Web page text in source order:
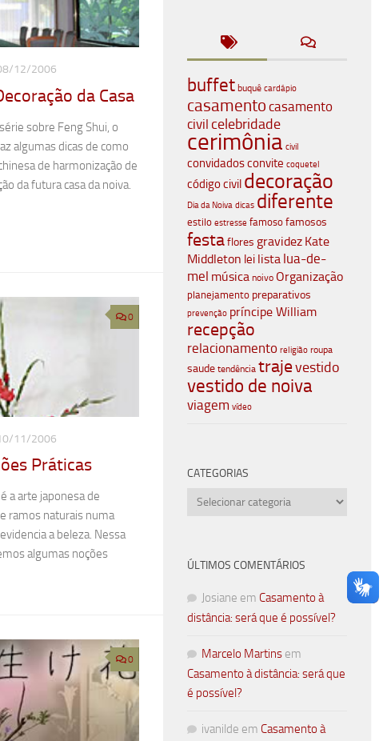
12/2006
da Casa
sobre Feng Shui, o
algumas dicas de como
de harmonização de
da futura casa da noiva.
0
11/2006
Práticas
a arte japonesa de
ramos naturais numa
a beleza. Nessa
algumas noções
0
buffet buquê cardápio
casamento casamento
civil celebridade
cerimônia civil
convidadosconvite coquetel
código civil decoração
Dia da Noiva dicas diferente
estilo estresse famoso famosos
festaflores gravidez Kate
Middleton lei lista lua-de-
mel música noivo Organização
planejamento preparativos
prevenção príncipe William
recepção
relacionamento religião roupa
saude tendência trajevestido
vestido de noiva
viagem vídeo
CATEGORIAS
Categorias
ÚLTIMOS COMENTÁRIOS
Josiane em Casamento à
distância: será que é possível?
Marcelo Martins em
Casamento à distância: será que
é possível?
ivanilde em Casamento à